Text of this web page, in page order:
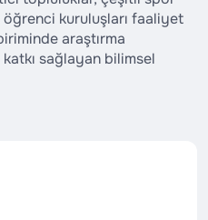
kuruluşları faaliyet
araştırma
sağlayan bilimsel